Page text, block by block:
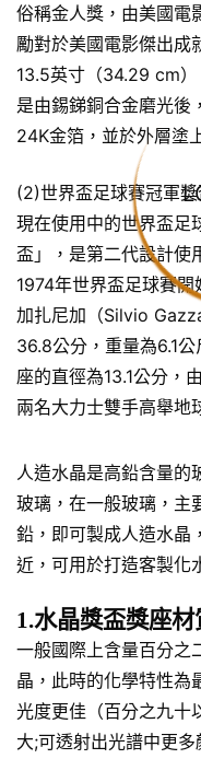
俗稱金人獎，由美國電
勵對於美國電影傑出成
13.5英寸（34.29 cm
是由錫銻銅合金磨光後
24K金箔，並於外層塗
(2)世界盃足球賽冠軍
現在使用中的世界盃足
盃」，是第二代設計使
1974年世界盃足球賽開
加扎尼加（Silvio
36.8公分，重量為6.1
座的直徑為13.1公分，
兩名大力士雙手高舉地
人造水晶是高鉛含量的
玻璃，在一般玻璃，主
鉛，即可製成人造水晶
近，可用於打造客製化
1.水晶獎盃獎座
一般國際上含量百分之
晶，此時的化學特性為
光度更佳（百分之九十
大;可透射出光譜中更